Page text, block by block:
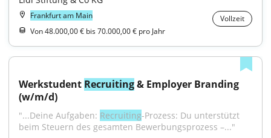
Frankfurt am Main
Vollzeit
Von 48.000,00 € bis 70.000,00 € pro Jahr
Werkstudent Recruiting & Employer Branding
(w/m/d)
"...Deine Aufgaben: Recruiting-Prozess: Du unterstützt
beim Steuern des gesamten Bewerbungsprozess –..."